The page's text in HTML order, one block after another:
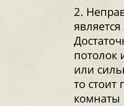
потолок
или
то стоит
комнаты